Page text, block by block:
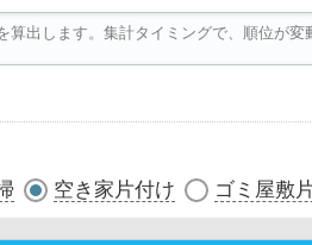
出します。集計タイミングで、順位が変
空き家片付け ゴミ屋敷